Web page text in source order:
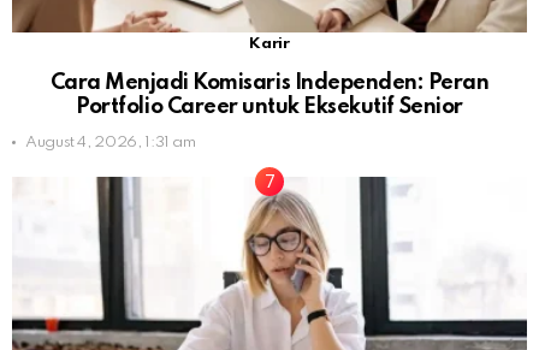
Karir
Cara Menjadi Komisaris Independen: Peran
Portfolio Career untuk Eksekutif Senior
August 4, 2026, 1:31 am